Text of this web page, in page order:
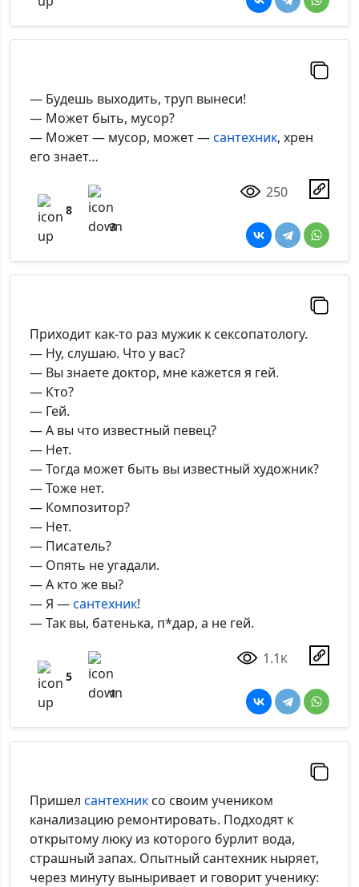
— Будешь выходить, труп вынеси!
— Может быть, мусор?
— Может — мусор, может —сантехник, хрен
его знает…
8
3
250
Приходит как-то раз мужик к сексопатологу.
— Ну, слушаю. Что у вас?
— Вы знаете доктор, мне кажется я гей.
— Кто?
— Гей.
— А вы что известный певец?
— Нет.
— Тогда может быть вы известный художник?
— Тоже нет.
— Композитор?
— Нет.
— Писатель?
— Опять не угадали.
— А кто же вы?
— Я —сантехник!
— Так вы, батенька, п*дар, а не гей.
5
1
1.1 K
Пришел сантехник со своим учеником
канализацию ремонтировать. Подходят к
открытому люку из которого бурлит вода,
страшный запах. Опытный сантехник ныряет,
через минуту выныривает и говорит ученику: